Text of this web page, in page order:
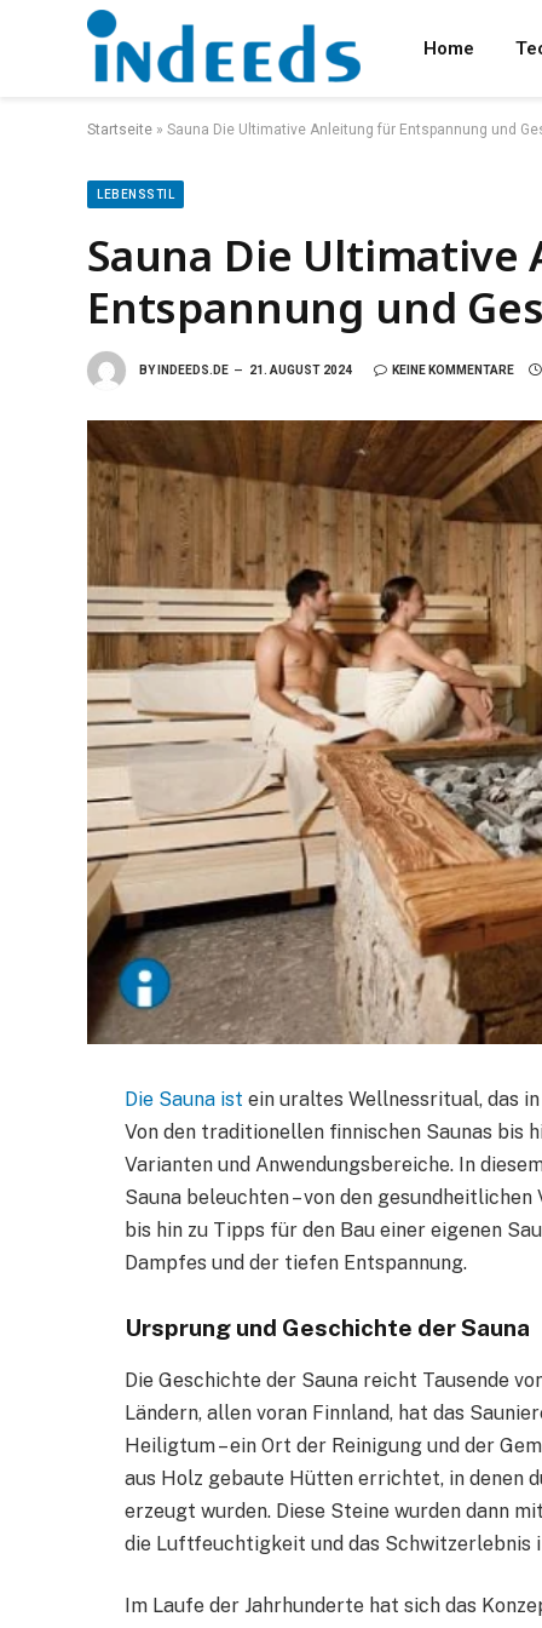
Home
Startseite » Sauna Die Ultimative Anleitung für Entspannung und
LEBENSSTIL
Sauna Die
Entspannung und
BY INDEEDS.DE 21. AUGUST 2024 KEINE KOMMENTARE
Die Sauna ist ein uraltes Wellnessritual, das
Von den traditionellen finnischen Saunas bis
Varianten und Anwendungsbereiche. In
Sauna beleuchten – von den
bis hin zu Tipps für den Bau einer eigenen
Dampfes und der tiefen Entspannung.
Ursprung und Geschichte der Sauna
Die Geschichte der Sauna reicht Tausende
Ländern, allen voran Finnland, hat das
Heiligtum – ein Ort der Reinigung und der
aus Holz gebaute Hütten errichtet, in denen
erzeugt wurden. Diese Steine wurden dann
die Luftfeuchtigkeit und das Schwitzerlebnis
Im Laufe der Jahrhunderte hat sich das